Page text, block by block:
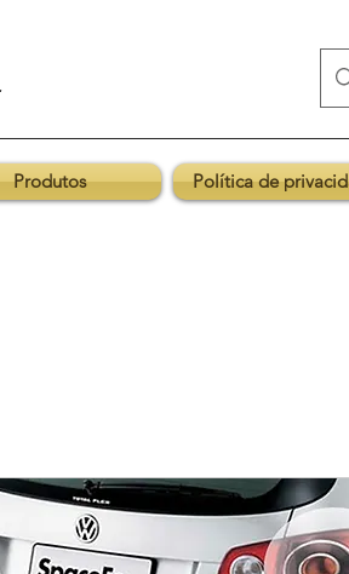
Produtos Política de